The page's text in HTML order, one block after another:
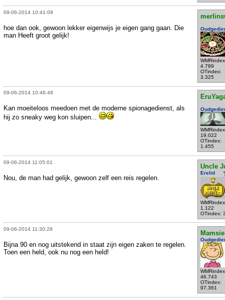
09-06-2014 10:41:09
4.789
OTindex:
3.325
hoe dan ook, gewoon lekker eigenwijs je eigen gang gaan. Die
man Heeft groot gelijk!
09-06-2014 10:46:48
19.022
OTindex:
1.455
Kan moeiteloos meedoen met de moderne spionagedienst, als
hij zo sneaky weg kon sluipen...
09-06-2014 11:05:01
Uncle
Erelid
1.122
OTindex:
Nou, de man had gelijk, gewoon zelf een reis regelen.
09-06-2014 11:30:28
Mamsie
46.743
OTindex:
97.361
Bijna 90 en nog uitstekend in staat zijn eigen zaken te regelen.
Toen een held, ook nu nog een held!